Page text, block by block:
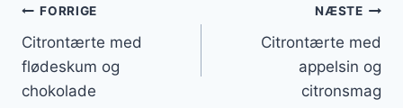
Indlægsnavigation
FORRIGE
Citrontærte med
flødeskum og
chokolade
NÆSTE
Citrontærte med
appelsin og
citronsmag